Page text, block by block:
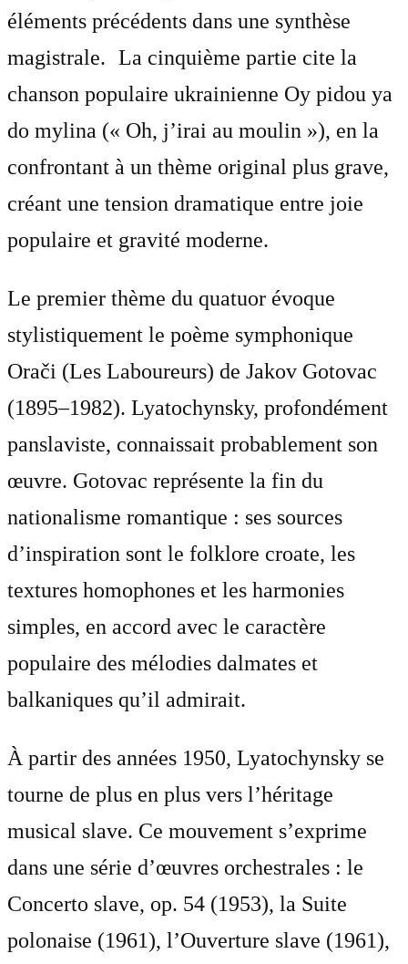
éléments précédents dans une synthèse
magistrale. La cinquième partie cite la
chanson populaire ukrainienne Oy pidou ya
do mylina (« Oh, j’irai au moulin »), en la
confrontant à un thème original plus grave,
créant une tension dramatique entre joie
populaire et gravité moderne.
Le premier thème du quatuor évoque
stylistiquement le poème symphonique
Orači (Les Laboureurs) de Jakov Gotovac
(1895–1982). Lyatochynsky, profondément
panslaviste, connaissait probablement son
œuvre. Gotovac représente la fin du
nationalisme romantique : ses sources
d’inspiration sont le folklore croate, les
textures homophones et les harmonies
simples, en accord avec le caractère
populaire des mélodies dalmates et
balkaniques qu’il admirait.
À partir des années 1950, Lyatochynsky se
tourne de plus en plus vers l’héritage
musical slave. Ce mouvement s’exprime
dans une série d’œuvres orchestrales : le
Concerto slave, op. 54 (1953), la Suite
polonaise (1961), l’Ouverture slave (1961),